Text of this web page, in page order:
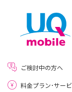
ご検討中の方へ
料金プラン･サー